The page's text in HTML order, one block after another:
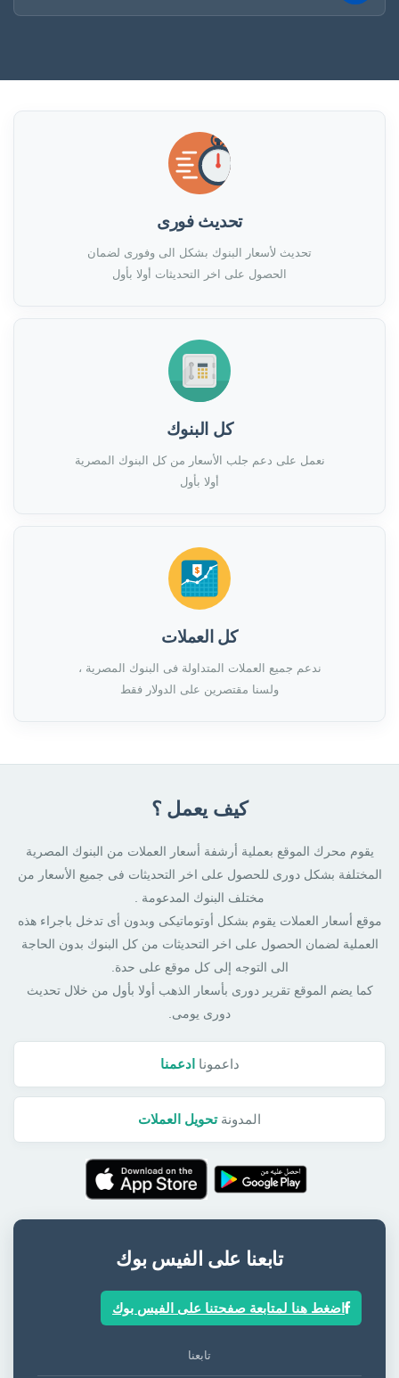
تحديث فورى
تحديث لأسعار البنوك بشكل الى وفورى لضمان
الحصول على اخر التحديثات أولا بأول
كل البنوك
نعمل على دعم جلب الأسعار من كل البنوك المصرية
أولا بأول
كل العملات
ندعم جميع العملات المتداولة فى البنوك المصرية ،
ولسنا مقتصرين على الدولار فقط
كيف يعمل ؟
يقوم محرك الموقع بعملية أرشفة أسعار العملات من البنوك المصرية
المختلفة بشكل دورى للحصول على اخر التحديثات فى جميع الأسعار من
مختلف البنوك المدعومة .
موقع أسعار العملات يقوم بشكل أوتوماتيكى وبدون أى تدخل باجراء هذه
العملية لضمان الحصول على اخر التحديثات من كل البنوك بدون الحاجة
الى التوجه إلى كل موقع على حدة.
كما يضم الموقع تقرير دورى بأسعار الذهب أولا بأول من خلال تحديث
دورى يومى.
داعمونا ادعمنا
المدونةتحويل العملات
تابعنا على الفيس بوك
اضغط هنا لمتابعة صفحتنا على الفيس بوك
تابعنا